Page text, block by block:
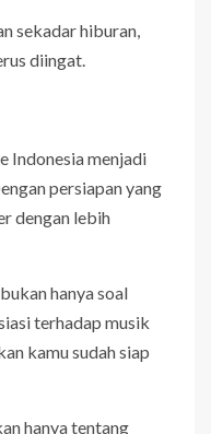
sekadar hiburan,
diingat.
Indonesia menjadi
persiapan yang
dengan lebih
hanya soal
terhadap musik
kamu sudah siap
hanya tentang